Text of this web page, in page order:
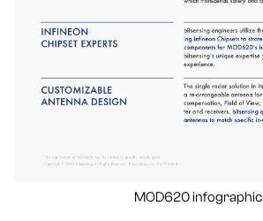
MOD620 infographic